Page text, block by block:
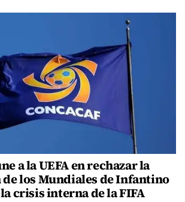
a la UEFA en rechazar la
los Mundiales de Infantino
crisis interna de la FIFA